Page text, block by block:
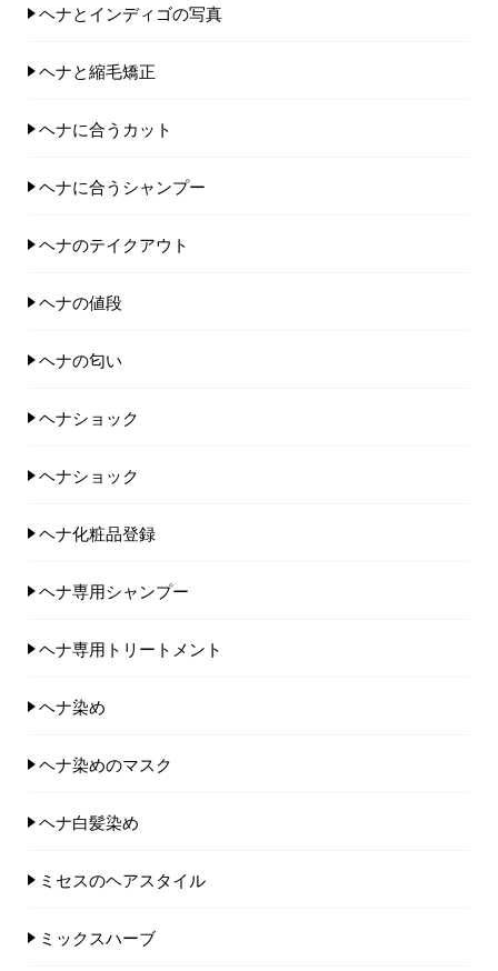
ヘナとインディゴの写真
ヘナと縮毛矯正
ヘナに合うカット
ヘナに合うシャンプー
ヘナのテイクアウト
ヘナの値段
ヘナの匂い
ヘナショック
ヘナショック
ヘナ化粧品登録
ヘナ専用シャンプー
ヘナ専用トリートメント
ヘナ染め
ヘナ染めのマスク
ヘナ白髪染め
ミセスのヘアスタイル
ミックスハーブ